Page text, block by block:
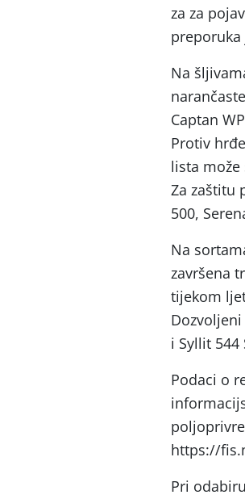
za za
Na
Captan
Protiv
lista može
Za zaštitu
500,
Na
završena
tijekom
i Syllit 544
Podaci o
https://
Pri